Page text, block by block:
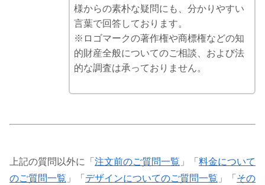
様からの素朴な疑問にも、分かりやすい
言葉で回答しております。
※ロゴマークの著作権や商標権などの知
的財産全般についてのご相談、および法
的な調査は承っておりません。
上記の質問以外に「 注文前のご質問一覧 」「 料金について
のご質問一覧 」「 デザインについてのご質問一覧 」「 その